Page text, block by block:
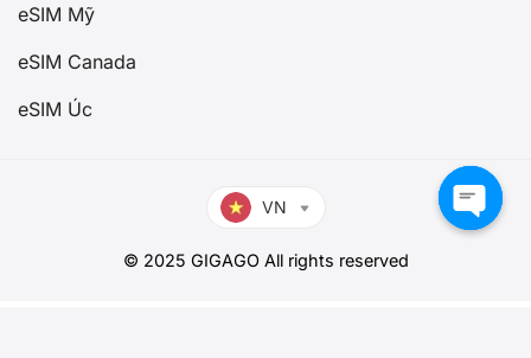
eSIM du lịch Trung Quốc - Hong Kong - Macao số lượng
Thêm vào giỏ - 77.000đ
eSIM Mỹ
eSIM Canada
eSIM Úc
VN
© 2025 GIGAGO All rights reserved